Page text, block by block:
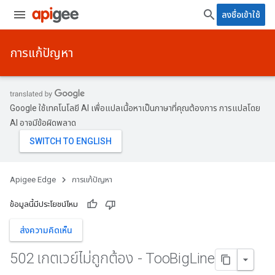
ลงชื่อเข้าใช้
การแก้ปัญหา
Google ใช้เทคโนโลยี AI เพื่อแปลเนื้อหาเป็นภาษาที่คุณต้องการ การแปลโดย
AI อาจมีข้อผิดพลาด
Apigee Edge การแก้ปัญหา
ข้อมูลนี้มีประโยชน์ไหม
ส่งความคิดเห็น
502 เกตเวย์ไม่ถูกต้อง - TooBigLine